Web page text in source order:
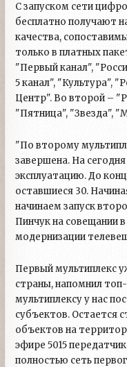
С запуском сети
бесплатно получают
качества,
только в платных
"Первый канал",
5 канал", "Культура",
Центр". Во второй –
"Пятница", "Звезда",
"По второму
завершена. На
эксплуатацию. До
оставшиеся 30.
начинаем запуск
Пинчук на совещании
модернизации
Первый мультиплекс
страны, напомнил
мультиплексу у нас
субъектов. Остается
объектов на
эфире 5015
полностью сеть